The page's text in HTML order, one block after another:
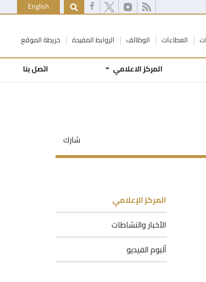
English
العطاءات الوظائف الروابط المفيدة خريطة الموقع
المركز الاعلامي اتصل بنا
شارك
المركز الإعلامي
الأخبار والنشاطات
ألبوم الفيديو